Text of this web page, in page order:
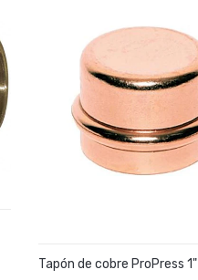
Tapón de cobre ProPress 1"